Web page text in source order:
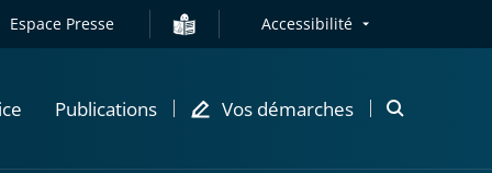
Espace Presse Accessibilité
Publications Vos démarches
Ouvrir